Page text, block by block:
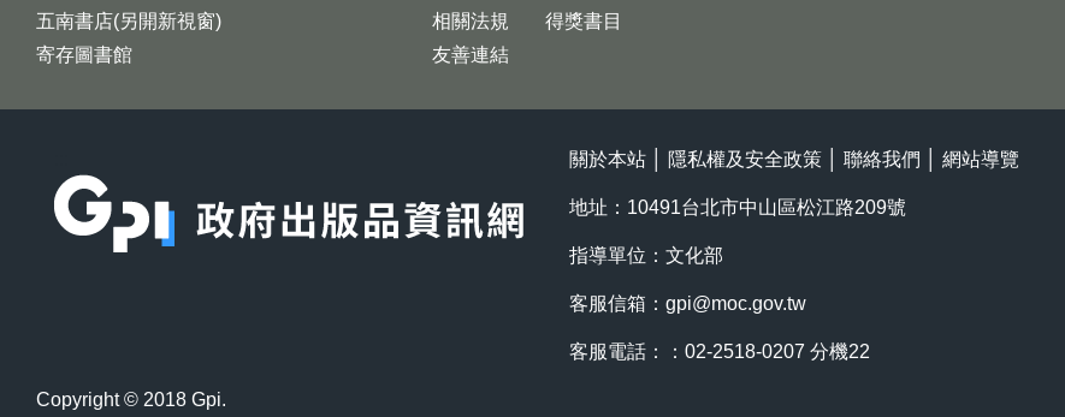
五南書店(另開新視窗)
寄存圖書館
相關法規
友善連結
得獎書目
關於本站 隱私權及安全政策 聯絡我們 網站導覽
地址：10491台北市中山區松江路209號
指導單位：文化部
客服信箱： gpi@moc.gov.tw
客服電話：：02-2518-0207 分機22
Copyright © 2018 Gpi.